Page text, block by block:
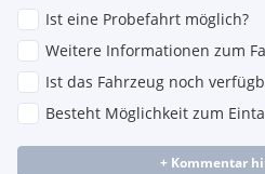
Ist eine Probefahrt möglich?
Weitere Informationen zum
Ist das Fahrzeug noch
Besteht Möglichkeit zum
+ Kommentar